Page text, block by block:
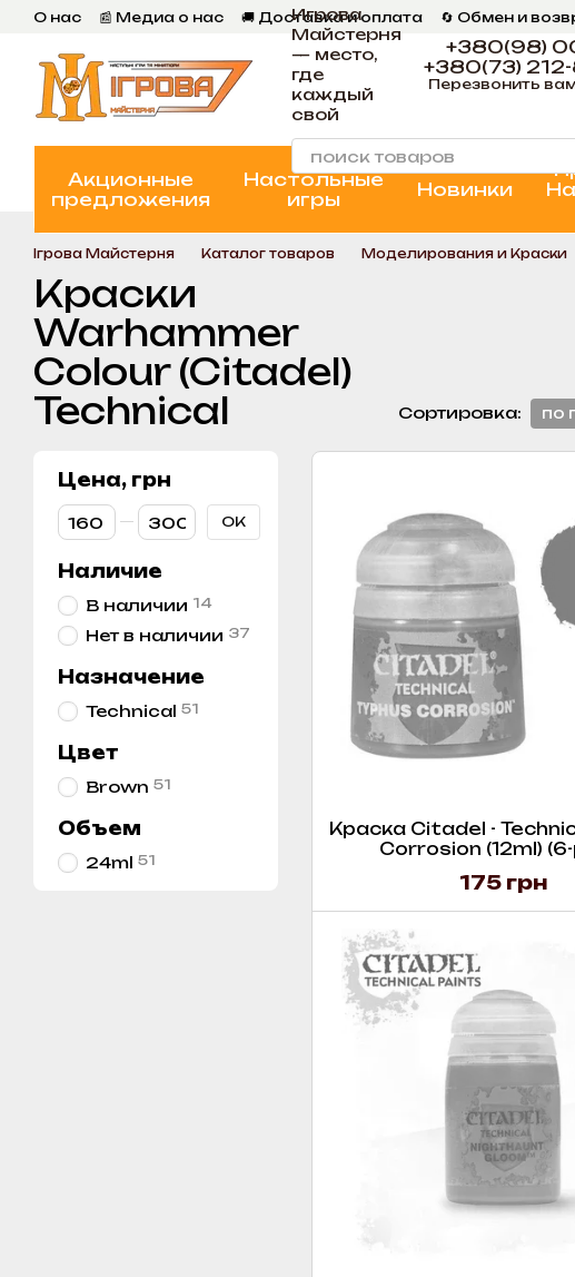
Перейти к основному контенту
О нас 📰 Медиа о нас 🚚 Доставка и оплата 🔄 Обмен и
📄 Пользовательское соглашение
💬 Отзывы 📝 Блог 📞
Игрова
Майстерня
— место,
где
каждый
свой
+380(98)
+380(73)
Перезвонить
Акционные
предложения
Настольные
игры
Новинки
Ігрова Майстерня Каталог товаров Моделирования и Краски
Краски
Warhammer
Colour (Citadel)
Technical
Сортировка: по
Краска Citadel -
Corrosion (12ml)
175 грн
Цена, грн
От Цена, грн
До Цена, грн OK
Наличие
В наличии 14
Нет в наличии 37
Назначение
Technical 51
Цвет
Brown 51
Объем
24ml 51